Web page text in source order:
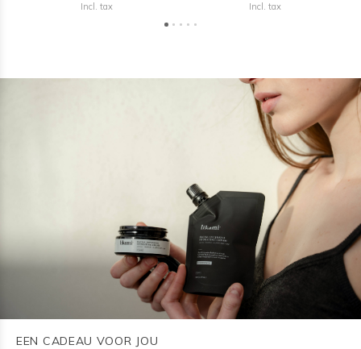
Incl. tax Incl. tax
EEN CADEAU VOOR JOU